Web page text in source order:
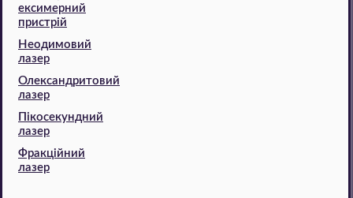
ексимерний
пристрій
Неодимовий
лазер
Олександритовий
лазер
Пікосекундний
лазер
Фракційний
лазер